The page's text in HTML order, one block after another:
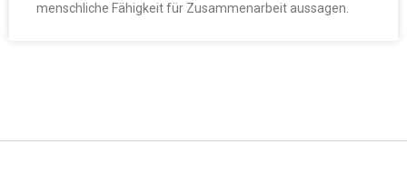
menschliche Fähigkeit für Zusammenarbeit aussagen.